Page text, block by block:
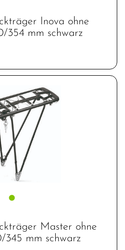
Inova ohne
354 mm schwarz
Master ohne
345 mm schwarz